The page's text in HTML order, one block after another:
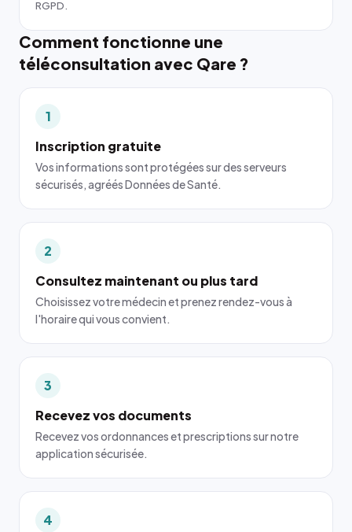
RGPD.
Comment fonctionne une
téléconsultation avec Qare ?
1
Inscription gratuite
Vos informations sont protégées sur des serveurs
sécurisés, agréés Données de Santé.
2
Consultez maintenant ou plus tard
Choisissez votre médecin et prenez rendez-vous à
l'horaire qui vous convient.
3
Recevez vos documents
Recevez vos ordonnances et prescriptions sur notre
application sécurisée.
4